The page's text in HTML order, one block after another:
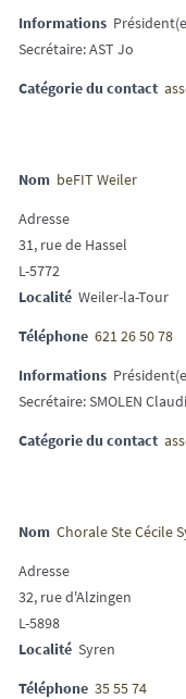
Informations
Secrétaire: AST Jo
Catégorie du contact
Nom beFIT Weiler
Adresse
31, rue de Hassel
L-5772
Localité Weiler-la-Tour
Téléphone 621 26 50 78
Informations
Secrétaire: SMOLEN
Catégorie du contact
Nom Chorale Ste Cécile
Adresse
32, rue d'Alzingen
L-5898
Localité Syren
Téléphone 35 55 74